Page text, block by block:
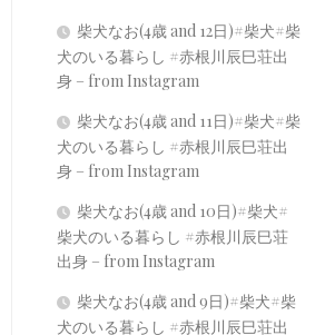
柴犬なお(4歳 and 12日)#柴犬#柴
犬のいる暮らし #赤根川辰巳荘出
身 – from Instagram
柴犬なお(4歳 and 11日)#柴犬#柴
犬のいる暮らし #赤根川辰巳荘出
身 – from Instagram
柴犬なお(4歳 and 10日)#柴犬#
柴犬のいる暮らし #赤根川辰巳荘
出身 – from Instagram
柴犬なお(4歳 and 9日)#柴犬#柴
犬のいる暮らし #赤根川辰巳荘出